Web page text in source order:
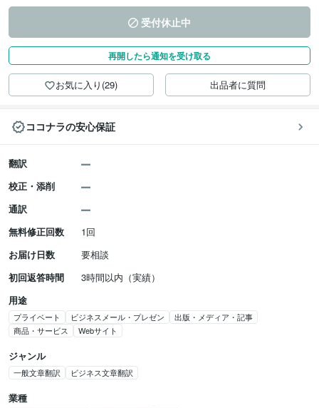
受付休止中
再開したら通知を受け取る
お気に入り(29) 出品者に質問
ココナラの安心保証
翻訳
校正・添削
通訳
無料修正回数
1回
お届け日数
要相談
初回返答時間
3時間以内（実績）
用途
プライベート ビジネスメール・プレゼン
出版・メディア・記事
商品・サービス
Webサイト
ジャンル
一般文章翻訳 ビジネス文章翻訳
業種